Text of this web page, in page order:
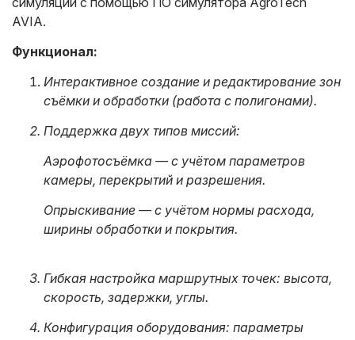
AVIA.
Функционал:
Интерактивное создание и редактирование зон
съёмки и обработки (работа с полигонами).
Поддержка двух типов миссий:
Аэрофотосъёмка — с учётом параметров
камеры, перекрытий и разрешения.
Опрыскивание — с учётом нормы расхода,
ширины обработки и покрытия.
Гибкая настройка маршрутных точек: высота,
скорость, задержки, углы.
Конфигурация оборудования: параметры